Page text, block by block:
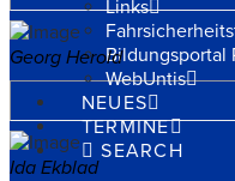
Links
Bildungsportal
WebUntis
NEUES
TERMINE
SEARCH
Georg Herold
Ida Ekblad